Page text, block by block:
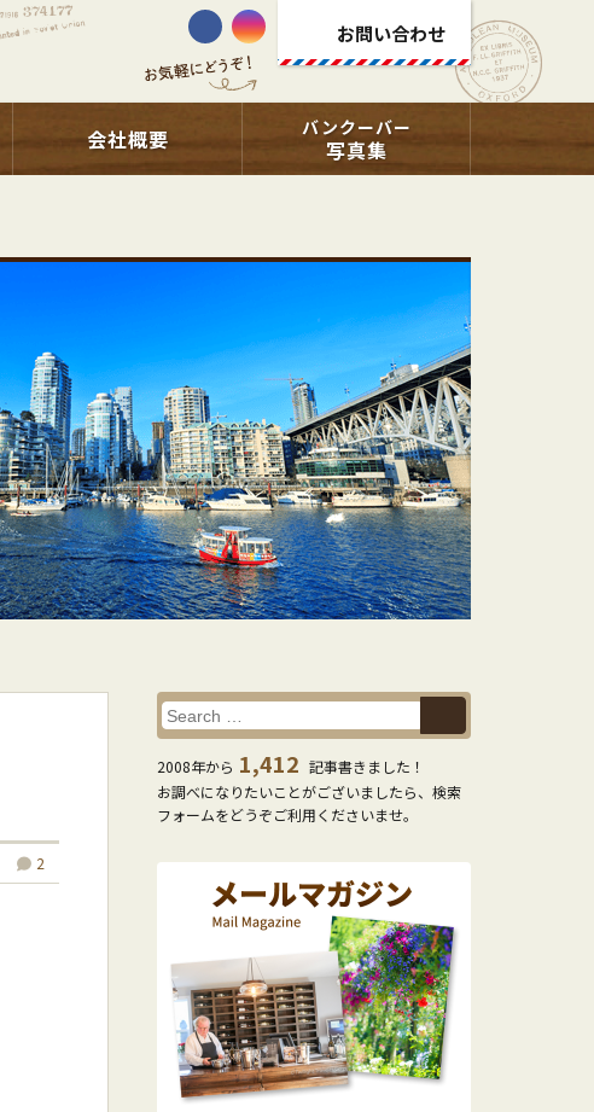
お問い合わせ
会社概要 バンクーバー
写真集
2
2008年から 1,412 記事書きました！
お調べになりたいことがございましたら、検索
フォームをどうぞご利用くださいませ。